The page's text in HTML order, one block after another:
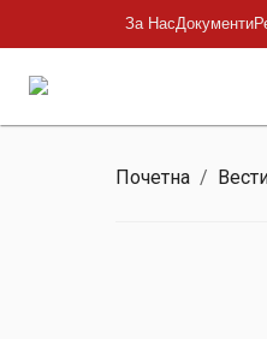
За НасДокументи
Почетна /